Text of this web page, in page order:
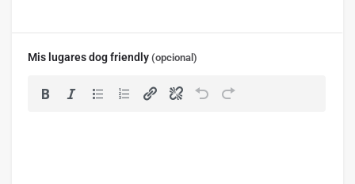
Mis lugares dog friendly (opcional)